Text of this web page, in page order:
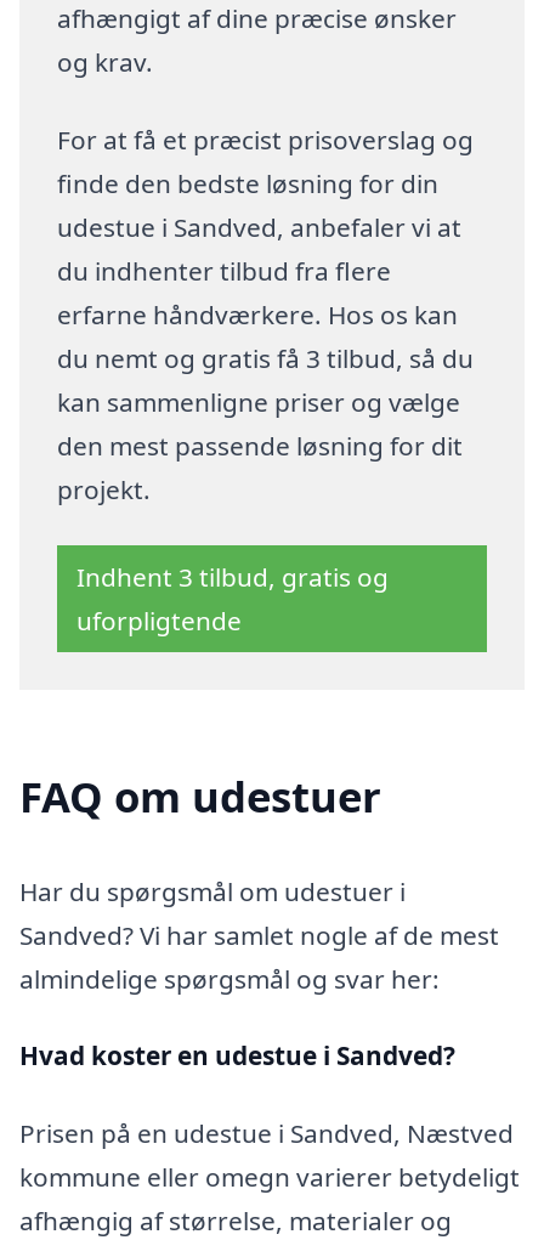
afhængigt af dine præcise ønsker
og krav.
For at få et præcist prisoverslag og
finde den bedste løsning for din
udestue i Sandved, anbefaler vi at
du indhenter tilbud fra flere
erfarne håndværkere. Hos os kan
du nemt og gratis få 3 tilbud, så du
kan sammenligne priser og vælge
den mest passende løsning for dit
projekt.
Indhent 3 tilbud, gratis og
uforpligtende
FAQ om udestuer
Har du spørgsmål om udestuer i
Sandved? Vi har samlet nogle af de mest
almindelige spørgsmål og svar her:
Hvad koster en udestue i Sandved?
Prisen på en udestue i Sandved, Næstved
kommune eller omegn varierer betydeligt
afhængig af størrelse, materialer og